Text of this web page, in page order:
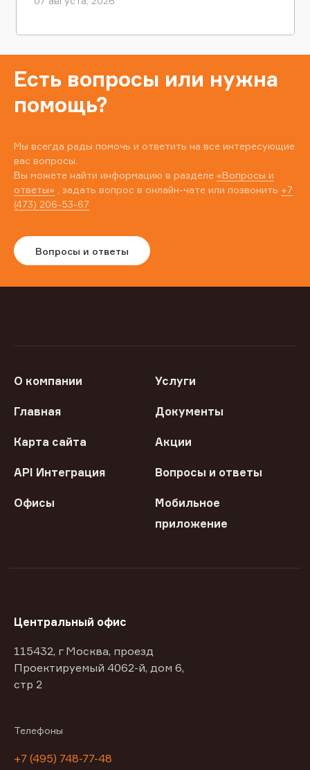
Есть вопросы или нужна
помощь?
Мы всегда рады помочь и ответить на все интересующие
вас вопросы.
Вы можете найти информацию в разделе «Вопросы и
ответы» , задать вопрос в онлайн-чате или позвонить +7
(473) 206-53-67
Вопросы и ответы
О компании Услуги
Главная Документы
Карта сайта Акции
API Интеграция Вопросы и ответы
Офисы
Мобильное
приложение
Центральный офис
115432, г Москва, проезд
Проектируемый 4062-й, дом 6,
стр 2
Телефоны
+7 (495) 748-77-48